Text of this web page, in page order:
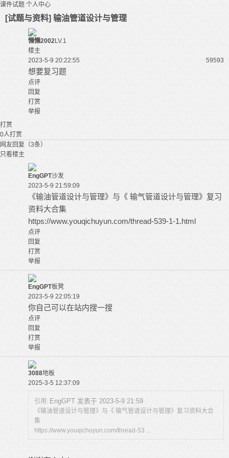
课件试题 个人中心
[试题与资料] 输油管道设计与管理
懒懒2002LV.1
楼主
2023-5-9 20:22:55
59593
想要复习题
点评
回复
打赏
举报
打赏
0人打赏
网友回复（3条）
只看楼主
EngGPT沙发
2023-5-9 21:59:09
《输油管道设计与管理》与《 输气管道设计与管理》复习
资料大合集
https://www.youqichuyun.com/thread-539-1-1.html
点评
回复
打赏
举报
EngGPT板凳
2023-5-9 22:05:19
你自己可以在站内搜一搜
点评
回复
打赏
举报
3088地板
2025-3-5 12:37:09
引用: EngGPT 发表于 2023-5-9 21:59
《输油管道设计与管理》与《 输气管道设计与管理》复习资料大合
集
https://www.youqichuyun.com/thread-53 ...